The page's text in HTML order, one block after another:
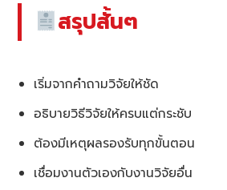
สรุปสั้นๆ
เริ่มจากคำถามวิจัยให้ชัด
อธิบายวิธีวิจัยให้ครบแต่กระชับ
ต้องมีเหตุผลรองรับทุกขั้นตอน
เชื่อมงานตัวเองกับงานวิจัยอื่น